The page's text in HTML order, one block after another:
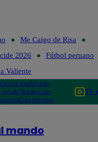
Me Caigo de Risa
2026
Fútbol peruano
Valiente
LimaMundo
ayudoTendencias
Espectáculos
TV
mando